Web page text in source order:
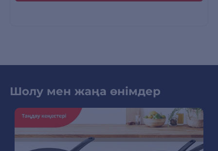
Шолу мен жаңа өнімдер